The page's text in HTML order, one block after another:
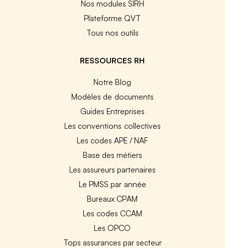
Nos modules SIRH
Plateforme QVT
Tous nos outils
RESSOURCES RH
Notre Blog
Modèles de documents
Guides Entreprises
Les conventions collectives
Les codes APE / NAF
Base des métiers
Les assureurs partenaires
Le PMSS par année
Bureaux CPAM
Les codes CCAM
Les OPCO
Tops assurances par secteur